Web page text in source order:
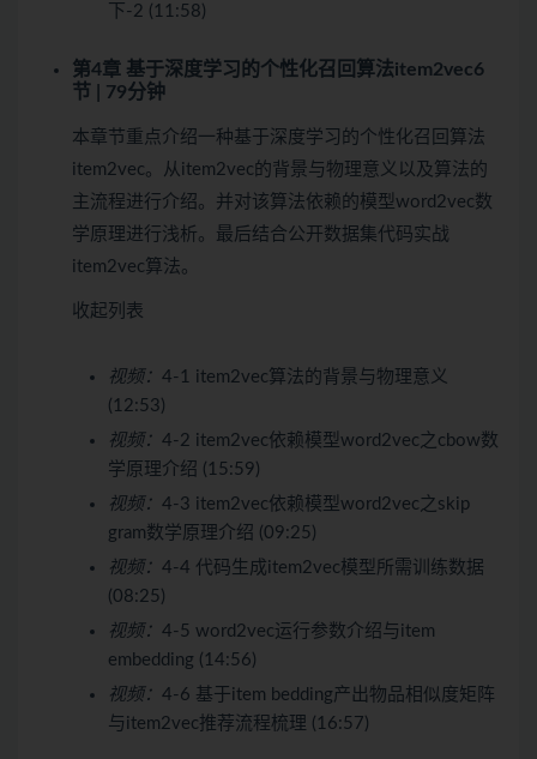
下-2 (11:58)
第4章 基于深度学习 的个性化召回算法item2vec6
节 | 79分钟
本章节重点介绍一种基于深度学习的个性化召回算法
item2vec。从item2vec的背景与物理意义以及算法的
主流程进行介绍。并对该算法依赖的模型word2vec数
学原理进行浅析。最后结合公开数据集代码实战
item2vec算法。
收起列表
视频： 4-1 item2vec算法的背景与物理意义
(12:53)
视频： 4-2 item2vec依赖模型word2vec之cbow数
学原理介绍 (15:59)
视频： 4-3 item2vec依赖模型word2vec之skip
gram数学原理介绍 (09:25)
视频： 4-4 代码生成item2vec模型所需训练数据
(08:25)
视频： 4-5 word2vec运行参数介绍与item
embedding (14:56)
视频： 4-6 基于item bedding产出物品相似度矩阵
与item2vec推荐流程梳理 (16:57)